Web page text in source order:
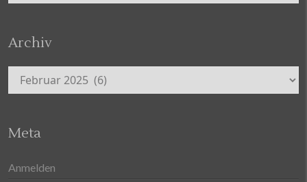
Archiv
Archiv
Meta
Anmelden